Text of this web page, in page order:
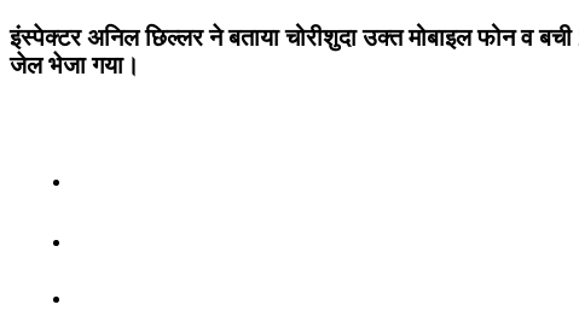
इंस्पेक्टर अनिल छिल्लर ने बताया चोरीशुदा उक्त मोबाइल फोन व
जेल भेजा गया।